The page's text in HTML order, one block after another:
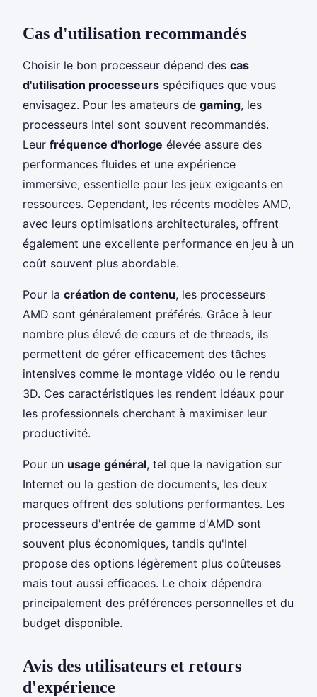
Cas d'utilisation recommandés
Choisir le bon processeur dépend des cas
d'utilisation processeurs spécifiques que vous
envisagez. Pour les amateurs de gaming, les
processeurs Intel sont souvent recommandés.
Leur fréquence d'horloge élevée assure des
performances fluides et une expérience
immersive, essentielle pour les jeux exigeants en
ressources. Cependant, les récents modèles AMD,
avec leurs optimisations architecturales, offrent
également une excellente performance en jeu à un
coût souvent plus abordable.
Pour la création de contenu, les processeurs
AMD sont généralement préférés. Grâce à leur
nombre plus élevé de cœurs et de threads, ils
permettent de gérer efficacement des tâches
intensives comme le montage vidéo ou le rendu
3D. Ces caractéristiques les rendent idéaux pour
les professionnels cherchant à maximiser leur
productivité.
Pour un usage général, tel que la navigation sur
Internet ou la gestion de documents, les deux
marques offrent des solutions performantes. Les
processeurs d'entrée de gamme d'AMD sont
souvent plus économiques, tandis qu'Intel
propose des options légèrement plus coûteuses
mais tout aussi efficaces. Le choix dépendra
principalement des préférences personnelles et du
budget disponible.
Avis des utilisateurs et retours
d'expérience